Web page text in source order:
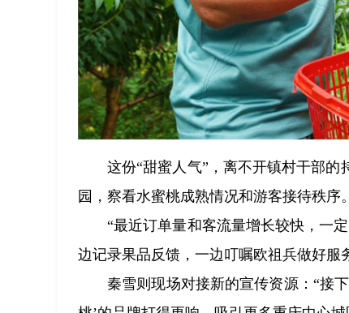
这份“甜蜜人气”，离不开镇村干部
园，察看水蜜桃成熟情况和游客接待秩序。
“最近订单量和客流量增长较快，一
边记录果品反馈，一边叮嘱欧祖兵做好服
秦雪则现场对接新的宣传资源：“接